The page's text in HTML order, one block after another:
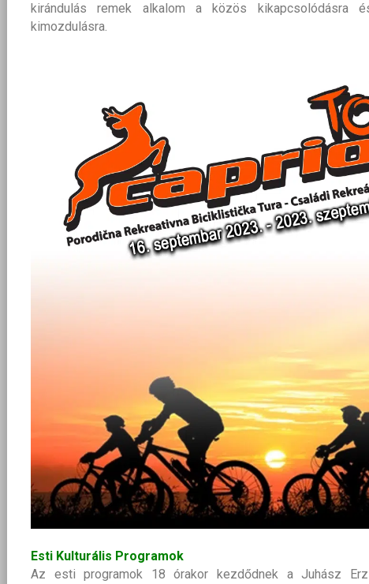
kirándulás remek alkalom a közös kikapcsolódásra
kimozdulásra.
Esti Kulturális Programok
Az esti programok 18 órakor kezdődnek a Juhász